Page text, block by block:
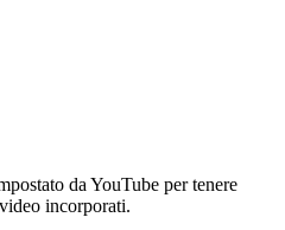
da YouTube per tenere
incorporati.